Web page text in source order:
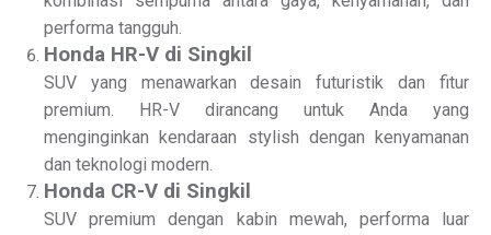
performa tangguh.
Honda HR-V di Singkil
SUV yang menawarkan desain futuristik dan fitur
premium. HR-V dirancang untuk Anda yang
menginginkan kendaraan stylish dengan kenyamanan
dan teknologi modern.
Honda CR-V di Singkil
SUV premium dengan kabin mewah, performa luar